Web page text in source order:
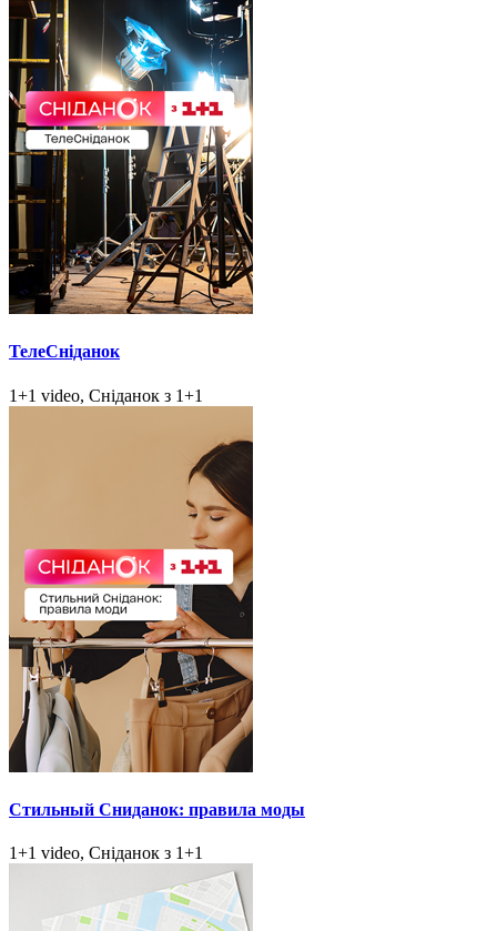
ТелеСніданок
1+1 video, Сніданок з 1+1
Стильный Сниданок: правила моды
1+1 video, Сніданок з 1+1